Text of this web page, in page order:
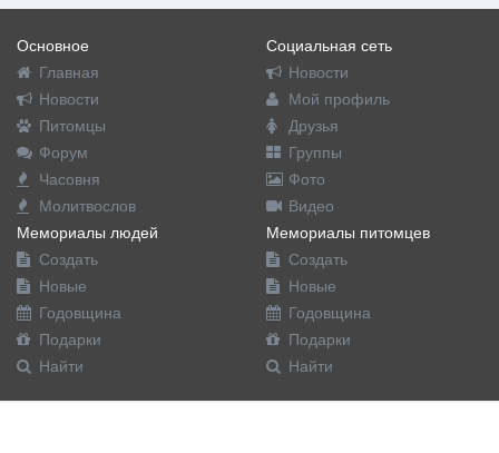
Основное
Главная
Новости
Питомцы
Форум
Часовня
Молитвослов
Социальная сеть
Новости
Мой профиль
Друзья
Группы
Фото
Видео
Мемориалы людей
Создать
Новые
Годовщина
Подарки
Найти
Мемориалы питомцев
Создать
Новые
Годовщина
Подарки
Найти